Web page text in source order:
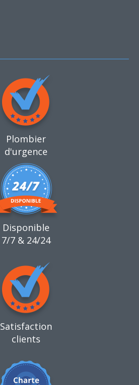
Plombier
d'urgence
Disponible
7/7 & 24/24
Satisfaction
clients